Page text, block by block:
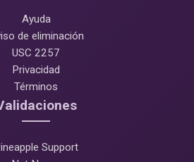
Ayuda
de eliminación
USC 2257
Privacidad
Términos
Support